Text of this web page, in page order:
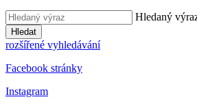
Hledaný
Hledat
rozšířené vyhledávání
Facebook stránky
Instagram